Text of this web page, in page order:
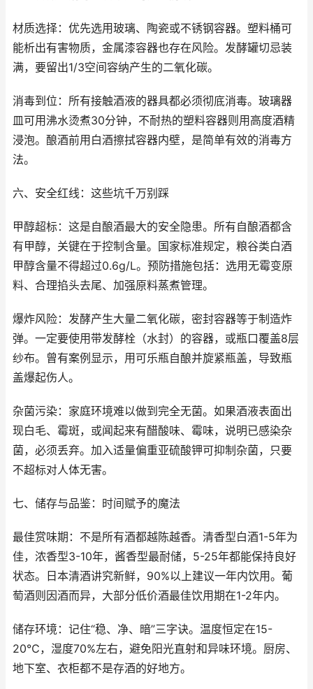
材质选择：优先选用玻璃、陶瓷或不锈钢容器。塑料桶可
能析出有害物质，金属漆容器也存在风险。发酵罐切忌装
满，要留出1/3空间容纳产生的二氧化碳。
消毒到位：所有接触酒液的器具都必须彻底消毒。玻璃器
皿可用沸水烫煮30分钟，不耐热的塑料容器则用高度酒精
浸泡。酿酒前用白酒擦拭容器内壁，是简单有效的消毒方
法。
六、安全红线：这些坑千万别踩
甲醇超标：这是自酿酒最大的安全隐患。所有自酿酒都含
有甲醇，关键在于控制含量。国家标准规定，粮谷类白酒
甲醇含量不得超过0.6g/L。预防措施包括：选用无霉变原
料、合理掐头去尾、加强原料蒸煮管理。
爆炸风险：发酵产生大量二氧化碳，密封容器等于制造炸
弹。一定要使用带发酵栓（水封）的容器，或瓶口覆盖8层
纱布。曾有案例显示，用可乐瓶自酿并旋紧瓶盖，导致瓶
盖爆起伤人。
杂菌污染：家庭环境难以做到完全无菌。如果酒液表面出
现白毛、霉斑，或闻起来有醋酸味、霉味，说明已感染杂
菌，必须丢弃。加入适量偏重亚硫酸钾可抑制杂菌，只要
不超标对人体无害。
七、储存与品鉴：时间赋予的魔法
最佳赏味期：不是所有酒都越陈越香。清香型白酒1-5年为
佳，浓香型3-10年，酱香型最耐储，5-25年都能保持良好
状态。日本清酒讲究新鲜，90%以上建议一年内饮用。葡
萄酒则因酒而异，大部分低价酒最佳饮用期在1-2年内。
储存环境：记住“稳、净、暗”三字诀。温度恒定在15-
20℃，湿度70%左右，避免阳光直射和异味环境。厨房、
地下室、衣柜都不是存酒的好地方。